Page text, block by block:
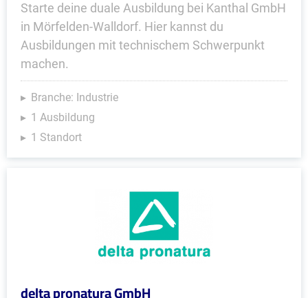
Starte deine duale Ausbildung bei Kanthal GmbH
in Mörfelden-Walldorf. Hier kannst du
Ausbildungen mit technischem Schwerpunkt
machen.
Branche: Industrie
1 Ausbildung
1 Standort
delta pronatura GmbH